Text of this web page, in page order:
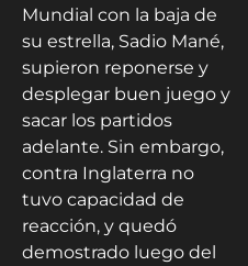
Mundial con la baja de
su estrella, Sadio Mané,
supieron reponerse y
desplegar buen juego y
sacar los partidos
adelante. Sin embargo,
contra Inglaterra no
tuvo capacidad de
reacción, y quedó
demostrado luego del